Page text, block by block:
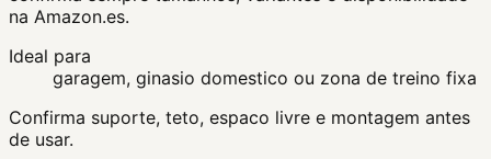
na Amazon.es.
Ideal para
garagem, ginasio domestico ou zona de treino fixa
Confirma suporte, teto, espaco livre e montagem antes
de usar.